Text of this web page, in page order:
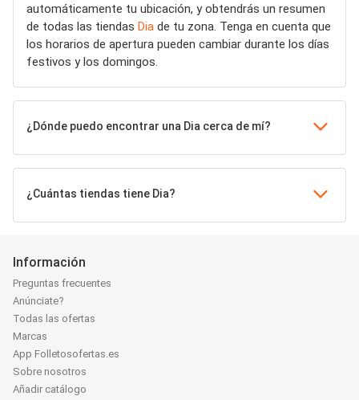
automáticamente tu ubicación, y obtendrás un resumen
de todas las tiendas Dia de tu zona. Tenga en cuenta que
los horarios de apertura pueden cambiar durante los días
festivos y los domingos.
¿Dónde puedo encontrar una Dia cerca de mí?
¿Cuántas tiendas tiene Dia?
Información
Preguntas frecuentes
Anúnciate?
Todas las ofertas
Marcas
App Folletosofertas.es
Sobre nosotros
Añadir catálogo